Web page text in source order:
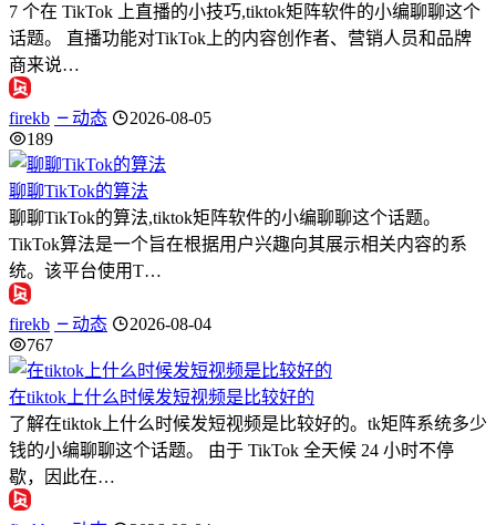
7 个在 TikTok 上直播的小技巧,tiktok矩阵软件的小编聊聊这个
话题。 直播功能对TikTok上的内容创作者、营销人员和品牌
商来说…
firekb 动态
2026-08-05
189
聊聊TikTok的算法
聊聊TikTok的算法,tiktok矩阵软件的小编聊聊这个话题。
TikTok算法是一个旨在根据用户兴趣向其展示相关内容的系
统。该平台使用T…
firekb 动态
2026-08-04
767
在tiktok上什么时候发短视频是比较好的
了解在tiktok上什么时候发短视频是比较好的。tk矩阵系统多少
钱的小编聊聊这个话题。 由于 TikTok 全天候 24 小时不停
歇，因此在…